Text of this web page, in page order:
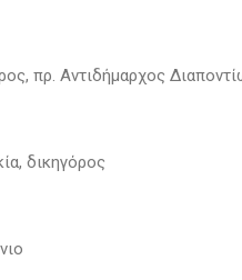
πρ. Αντιδήμαρχος
δικηγόρος